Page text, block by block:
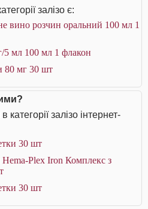
залізо є:
вино розчин оральний 100 мл 1
мл 100 мл 1 флакон
80 мг 30 шт
залізо інтернет-
30 шт
Hema-Plex Iron Комплекс з
30 шт